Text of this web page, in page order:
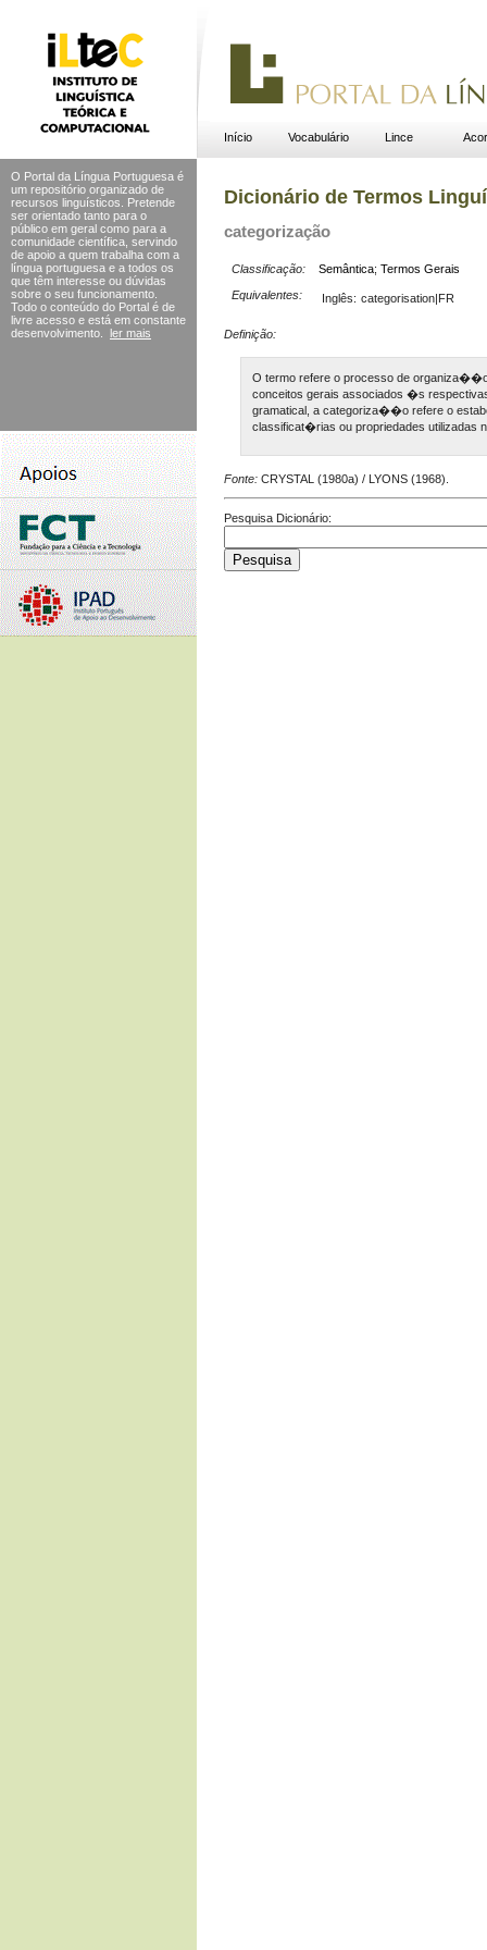
Início Vocabulário Lince
O Portal da Língua Portuguesa é
um repositório organizado de
recursos linguísticos. Pretende
ser orientado tanto para o
público em geral como para a
comunidade científica, servindo
de apoio a quem trabalha com a
língua portuguesa e a todos os
que têm interesse ou dúvidas
sobre o seu funcionamento.
Todo o conteúdo do Portal é de
livre acesso e está em constante
desenvolvimento.
ler mais
Dicionário de Termos
categorização
Classificação: Semântica; Termos Gerais
Equivalentes:
Inglês: categorisation|FR
Definição:
O termo refere o processo de
conceitos gerais associados �s
gramatical, a categoriza��o refere o
classificat�rias ou propriedades
Fonte: CRYSTAL (1980a) / LYONS (1968).
Pesquisa Dicionário: